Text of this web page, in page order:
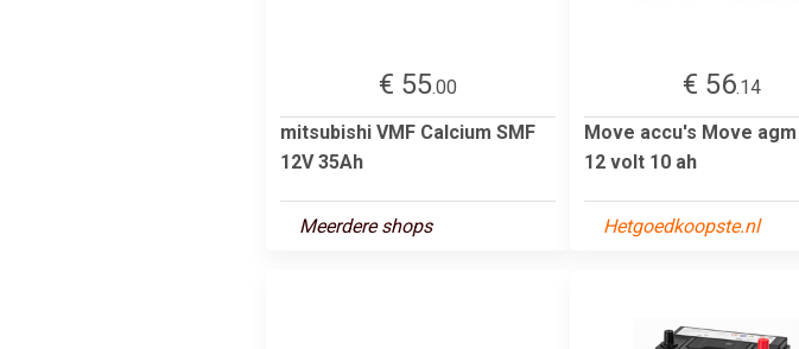
€ 55.00
mitsubishi VMF Calcium SMF
12V 35Ah
Meerdere shops
€ 56.14
Move accu's Move
12 volt 10 ah
Hetgoedkoopste.nl